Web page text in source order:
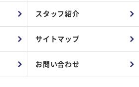
スタッフ紹介
サイトマップ
お問い合わせ